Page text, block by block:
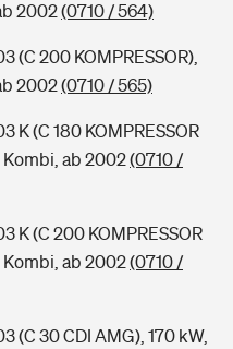
2002(0710 / 564)
(C 200 KOMPRESSOR),
2002(0710 / 565)
K (C 180 KOMPRESSOR
Kombi, ab 2002(0710 /
K (C 200 KOMPRESSOR
Kombi, ab 2002(0710 /
(C 30 CDI AMG), 170 kW,